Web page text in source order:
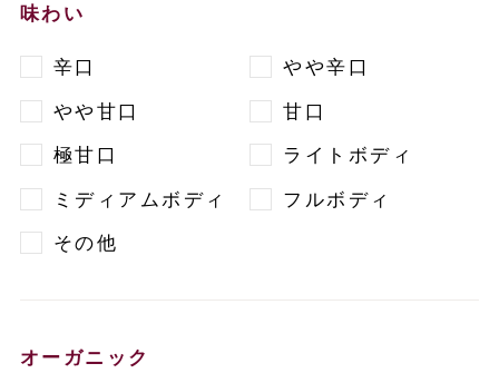
味わい
辛口
やや辛口
やや甘口
甘口
極甘口
ライトボディ
ミディアムボディ
フルボディ
その他
オーガニック